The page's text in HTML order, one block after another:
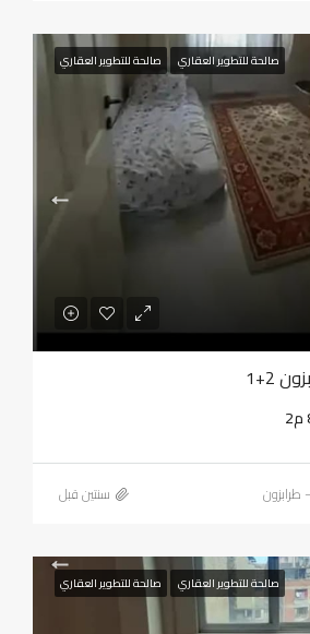
صالحة للتطوير العقاري صالحة للتطوير العقاري
2+1
طرابزون ‏سنتين قبل
صالحة للتطوير العقاري صالحة للتطوير العقاري